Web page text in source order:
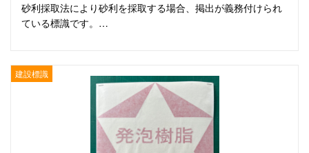
砂利採取法により砂利を採取する場合、掲出が義務付けられ
ている標識です。…
建設標識